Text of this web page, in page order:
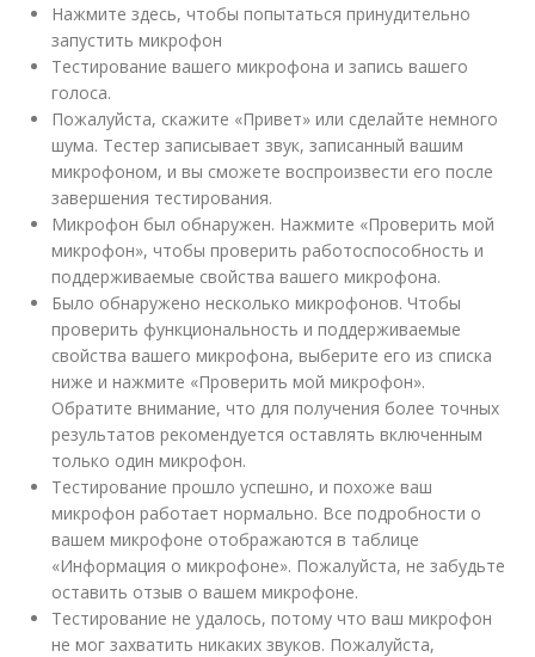
Нажмите здесь, чтобы попытаться принудительно
запустить микрофон
Тестирование вашего микрофона и запись вашего
голоса.
Пожалуйста, скажите «Привет» или сделайте немного
шума. Тестер записывает звук, записанный вашим
микрофоном, и вы сможете воспроизвести его после
завершения тестирования.
Микрофон был обнаружен. Нажмите «Проверить мой
микрофон», чтобы проверить работоспособность и
поддерживаемые свойства вашего микрофона.
Было обнаружено несколько микрофонов. Чтобы
проверить функциональность и поддерживаемые
свойства вашего микрофона, выберите его из списка
ниже и нажмите «Проверить мой микрофон».
Обратите внимание, что для получения более точных
результатов рекомендуется оставлять включенным
только один микрофон.
Тестирование прошло успешно, и похоже ваш
микрофон работает нормально. Все подробности о
вашем микрофоне отображаются в таблице
«Информация о микрофоне». Пожалуйста, не забудьте
оставить отзыв о вашем микрофоне.
Тестирование не удалось, потому что ваш микрофон
не мог захватить никаких звуков. Пожалуйста,